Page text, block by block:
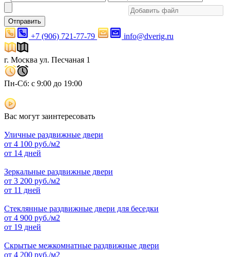
Отправить
+7 (906) 721-77-79 info@dverig.ru
г. Москва ул. Песчаная 1
Пн-Сб: с 9:00 до 19:00
Вас могут заинтересовать
Уличные раздвижные двери
от 4 100 руб./м2
от 14 дней
Зеркальные раздвижные двери
от 3 200 руб./м2
от 11 дней
Стеклянные раздвижные двери для беседки
от 4 900 руб./м2
от 19 дней
Скрытые межкомнатные раздвижные двери
от 4 200 руб./м2